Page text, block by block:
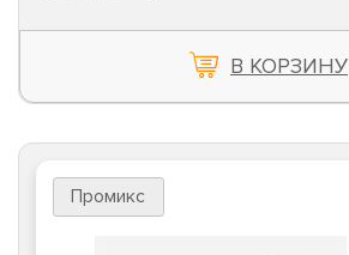
В КОРЗИНУ
Промикс